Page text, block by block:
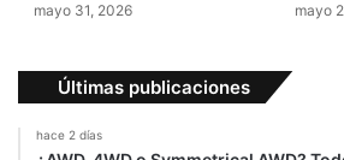
mayo 31, 2026 mayo
Últimas publicaciones
hace 2 días